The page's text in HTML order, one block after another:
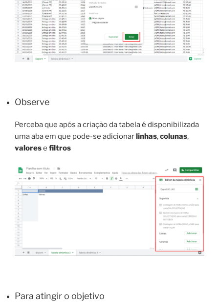
Observe
Perceba que após a criação da tabela é disponibilizada
uma aba em que pode-se adicionar linhas,colunas,
valorese filtros
Para atingir o objetivo